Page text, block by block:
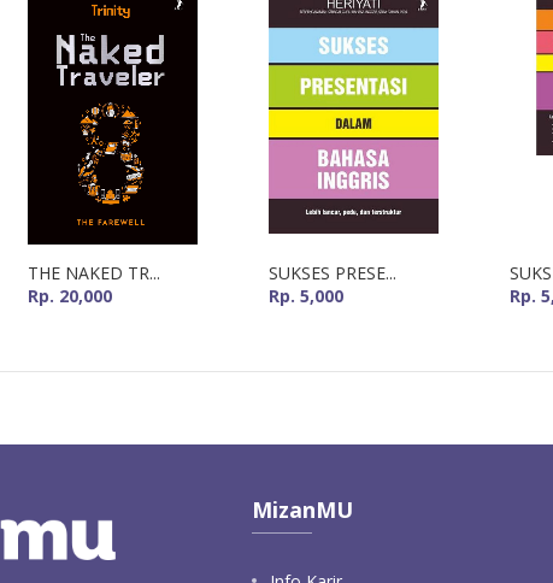
THE NAKED TR...
Rp. 20,000
SUKSES PRESE...
Rp. 5,000
Rp.
MizanMU